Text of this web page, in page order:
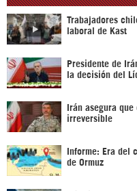
Trabajadores
laboral de Kast
Presidente de
la decisión del
Irán asegura
irreversible
Informe: Era del
de Ormuz